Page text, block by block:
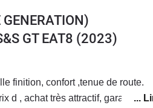
GT EAT8 (2023)
finition, confort ,tenue de route.
d , achat très attractif, garantie